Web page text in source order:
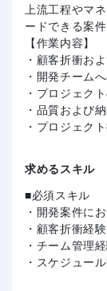
上流工程やマ
ードできる案件
【作業内容】
・顧客折衝お
・開発チーム
・プロジェク
・品質および
・プロジェク
求めるスキル
必須スキル
・開発案件に
・顧客折衝経験
・チーム管理
・スケジュー